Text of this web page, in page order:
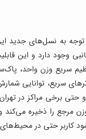
به نسل‌های جدید
وجود دارد و این
سریع وزن واحد،
سریع، توانایی
برخی مراکز در
را ذخیره می‌کند و